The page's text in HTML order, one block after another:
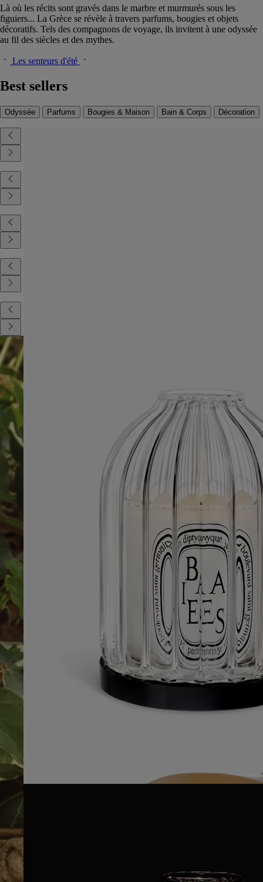
Là où les récits sont gravés dans le marbre et murmurés sous les
figuiers... La Grèce se révèle à travers parfums, bougies et objets
décoratifs. Tels des compagnons de voyage, ils invitent à une odyssée
au fil des siècles et des mythes.
Les senteurs d'été
Best sellers
Odyssée Parfums Bougies & Maison Bain & Corps Décoration